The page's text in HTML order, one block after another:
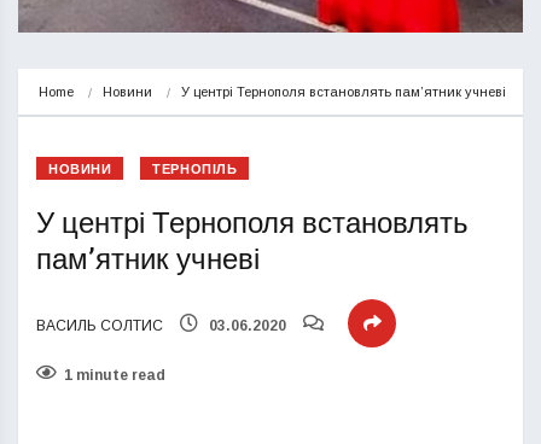
Home Новини У центрі Тернополя встановлять пам’ятник учневі
НОВИНИ ТЕРНОПІЛЬ
У центрі Тернополя встановлять
пам’ятник учневі
ВАСИЛЬ СОЛТИС 03.06.2020
1 minute read